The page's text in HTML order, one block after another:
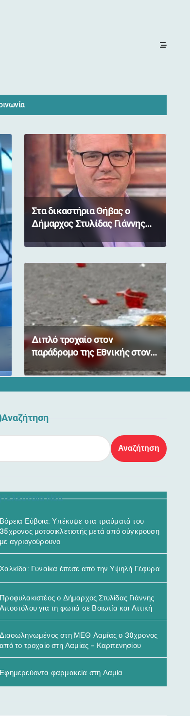
Στα δικαστήρια Θήβας ο
Δήμαρχος Στυλίδας Γιάννης
Αποστόλου – Κύμα
συμπαράστασης από πολίτες
Διπλό τροχαίο στον
παράδρομο της Εθνικής στον
Αναζήτηση
Αναζήτηση
Τελευταία Νέα
Βόρεια Εύβοια: Υπέκυψε στα τραύματά του
35χρονος μοτοσικλετιστής μετά από σύγκρουση
με αγριογούρουνο
Χαλκίδα: Γυναίκα έπεσε από την Υψηλή Γέφυρα
Προφυλακιστέος ο Δήμαρχος Στυλίδας Γιάννης
Αποστόλου για τη φωτιά σε Βοιωτία και Αττική
Διασωληνωμένος στη ΜΕΘ Λαμίας ο 30χρονος
από το τροχαίο στη Λαμίας – Καρπενησίου
Εφημερεύοντα φαρμακεία στη Λαμία